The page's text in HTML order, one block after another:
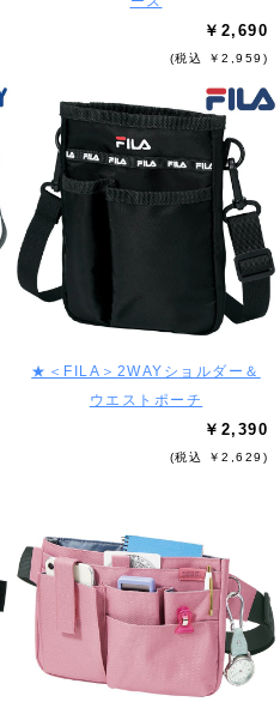
￥2,690
(税込 ￥2,959)
★＜FILA＞2WAYショルダー＆
ウエストポーチ
￥2,390
(税込 ￥2,629)